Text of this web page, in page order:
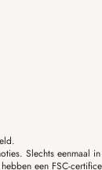
Slechts
een FSC-